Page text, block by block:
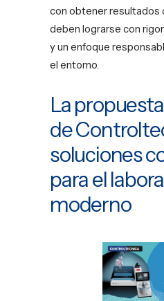
con obtener resultados
deben lograrse con
y un enfoque
el entorno.
La
de
soluciones
para el
moderno